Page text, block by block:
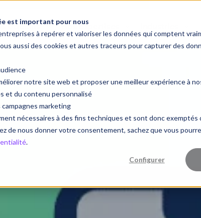
est important pour nous
à repérer et valoriser les données qui comptent
aussi des cookies et autres traceurs pour capturer des
notre site web et proposer une meilleur expérience à
et du contenu personnalisé
marketing
nécessaires à des fins techniques et sont donc exemptés
de nous donner votre consentement, sachez que vous
.
Configurer
objectifs Nos expertises